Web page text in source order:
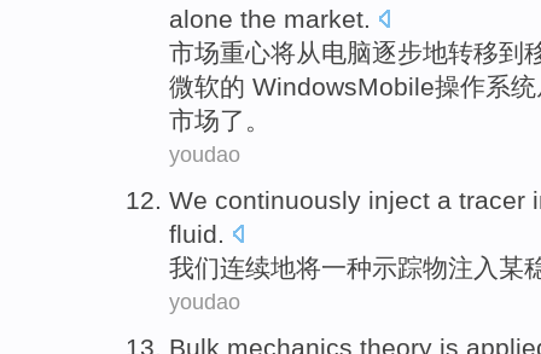
alone the market.
市场重心将从电脑逐步地转移到
微软的 WindowsMobile操作系统
市场了。
youdao
We continuously inject a tracer
fluid.
我们连续地将一种示踪物注入 某
youdao
Bulk mechanics theory is